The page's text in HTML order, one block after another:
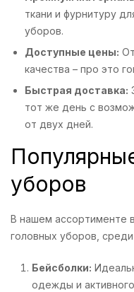
ткани и фурнитуру
уборов.
Доступные цены:
качества – про это
Быстрая доставка:
тот же день с
от двух дней.
уборов
В нашем ассортименте
головных уборов,
Бейсболки:
одежды и